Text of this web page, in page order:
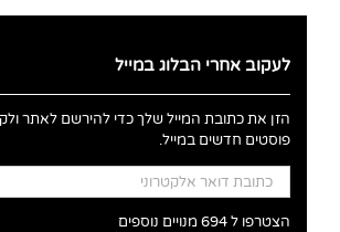
לעקוב אחרי הבלוג במייל
הזן את כתובת המייל שלך כדי להירשם לאתר
פוסטים חדשים במייל.
כתובת
דואר
אלקטרוני
הצטרפו ל 694 מנויים נוספים